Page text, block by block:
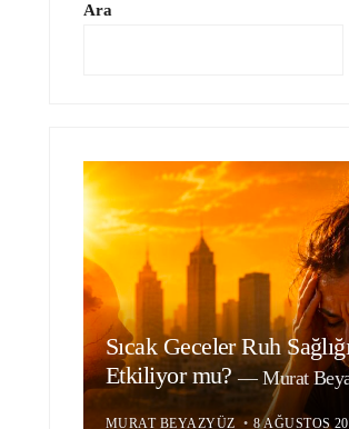
Ara
Sıcak Geceler Ruh
Etkiliyor mu?—Murat
MURAT BEYAZYÜZ • 8 AĞUSTOS